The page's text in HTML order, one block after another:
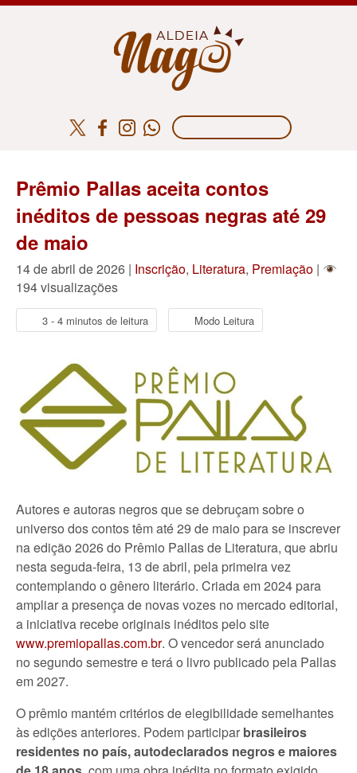
Prêmio Pallas aceita contos
inéditos de pessoas negras até 29
de maio
14 de abril de 2026 | Inscrição, Literatura, Premiação |
194 visualizações
3 - 4 minutos de leitura Modo Leitura
Autores e autoras negros que se debruçam sobre o
universo dos contos têm até 29 de maio para se inscrever
na edição 2026 do Prêmio Pallas de Literatura, que abriu
nesta seguda-feira, 13 de abril, pela primeira vez
contemplando o gênero literário. Criada em 2024 para
ampliar a presença de novas vozes no mercado editorial,
a iniciativa recebe originais inéditos pelo site
www.premiopallas.com.br. O vencedor será anunciado
no segundo semestre e terá o livro publicado pela Pallas
em 2027.
O prêmio mantém critérios de elegibilidade semelhantes
às edições anteriores. Podem participar brasileiros
residentes no país, autodeclarados negros e maiores